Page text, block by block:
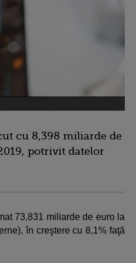
cu 8,398 miliarde de
potrivit datelor
73,831 miliarde de euro la
în creştere cu 8,1% faţă